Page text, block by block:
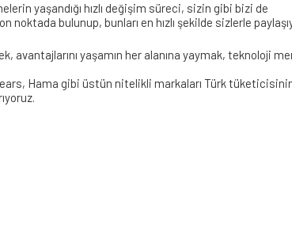
yaşandığı hızlı değişim süreci, sizin gibi bizi de
bulunup, bunları en hızlı şekilde sizlerle
yaşamın her alanına yaymak, teknoloji
Hama gibi üstün nitelikli markaları Türk